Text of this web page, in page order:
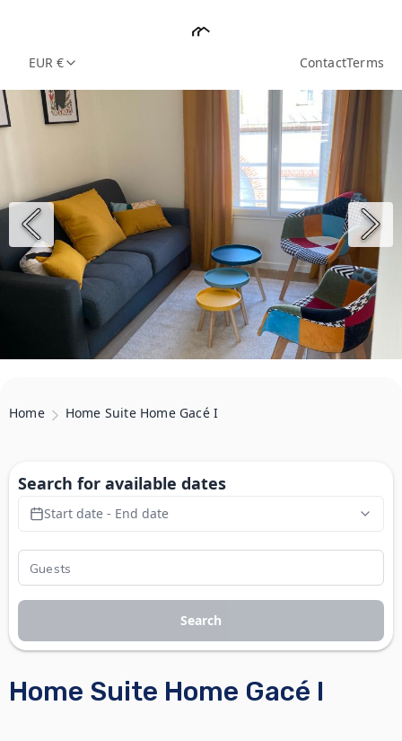
EUR € ContactTerms
Home Home Suite Home Gacé I
Home Suite Home Gacé I
Search for available dates
Start date - End date
Search